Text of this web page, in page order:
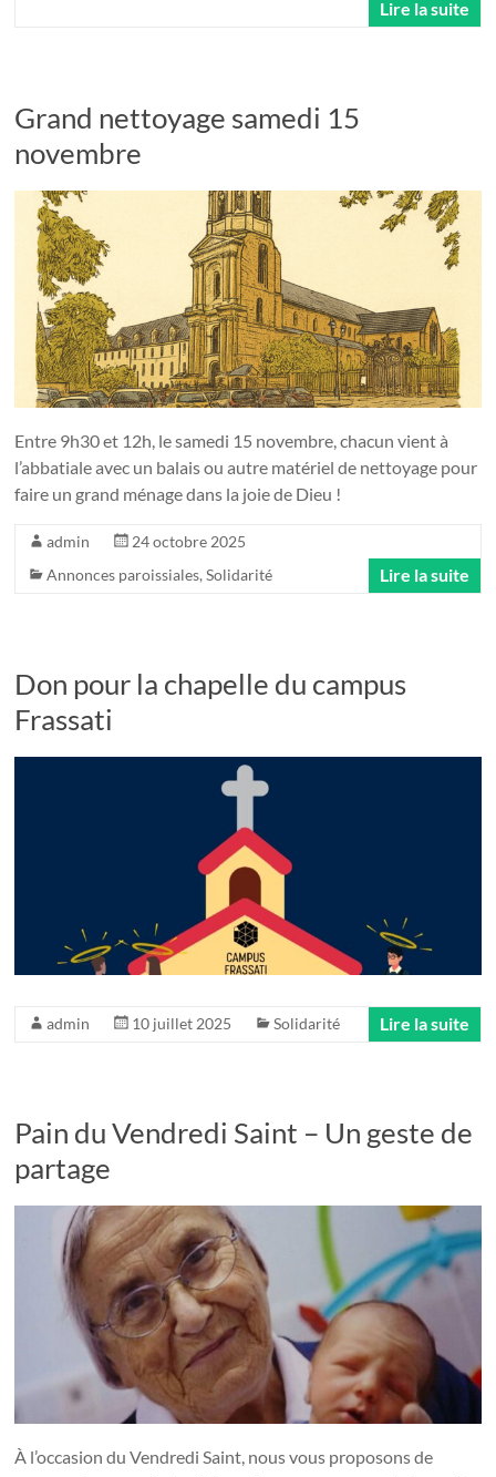
Lire la suite
Grand nettoyage samedi 15
novembre
Entre 9h30 et 12h, le samedi 15 novembre, chacun vient à
l’abbatiale avec un balais ou autre matériel de nettoyage pour
faire un grand ménage dans la joie de Dieu !
admin
24 octobre 2025
Annonces paroissiales,Solidarité Lire la suite
Don pour la chapelle du campus
Frassati
admin 10 juillet 2025 Solidarité Lire la suite
Pain du Vendredi Saint – Un geste de
partage
À l’occasion du Vendredi Saint, nous vous proposons de